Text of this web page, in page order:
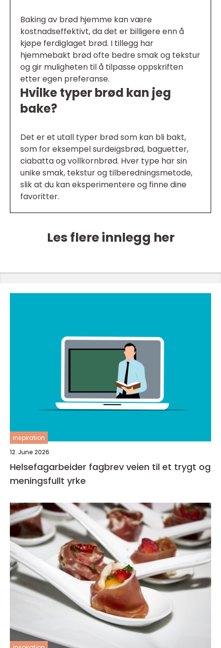
Baking av brød hjemme kan være
kostnadseffektivt, da det er billigere enn å
kjøpe ferdiglaget brød. I tillegg har
hjemmebakt brød ofte bedre smak og tekstur
og gir muligheten til å tilpasse oppskriften
etter egen preferanse.
Hvilke typer brød kan jeg
bake?
Det er et utall typer brød som kan bli bakt,
som for eksempel surdeigsbrød, baguetter,
ciabatta og vollkornbrød. Hver type har sin
unike smak, tekstur og tilberedningsmetode,
slik at du kan eksperimentere og finne dine
favoritter.
Les flere innlegg her
inspiration
12. June 2026
Helsefagarbeider fagbrev veien til et trygt og
meningsfullt yrke